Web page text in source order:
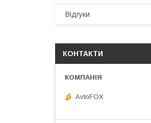
Відгуки
КОНТАКТИ
AvtoFOX